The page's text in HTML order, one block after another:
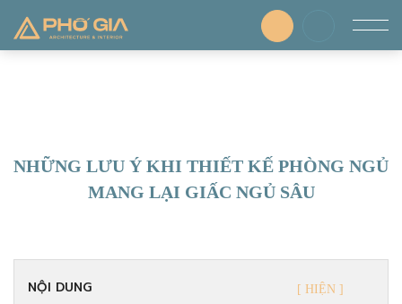
NHỮNG LƯU Ý KHI THIẾT KẾ PHÒNG NGỦ
MANG LẠI GIẤC NGỦ SÂU
NỘI DUNG